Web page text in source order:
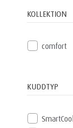
KOLLEKTION
comfort
KUDDTYP
SmartCool